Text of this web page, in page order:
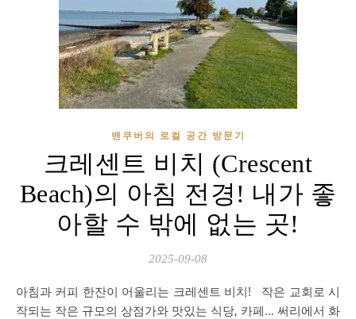
밴쿠버의 로컬 공간 방문기
크레센트 비치 (Crescent
Beach)의 아침 전경! 내가 좋
아할 수 밖에 없는 곳!
2025-09-08
아침과 커피 한잔이 어울리는 크레센트 비치! 작은 교회로 시
작되는 작은 규모의 상점가와 맛있는 식당, 카페… 써리에서 화